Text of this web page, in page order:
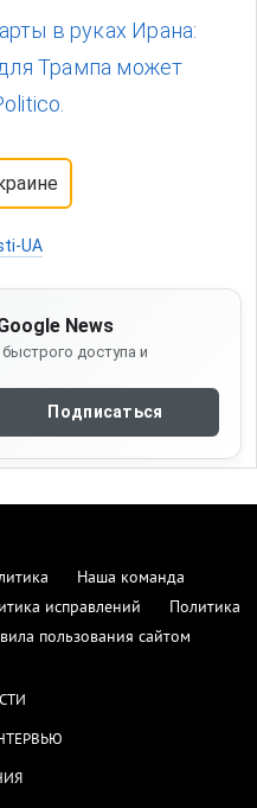
в руках Ирана:
Трампа может
UA
News
доступа и
Подписаться
Наша команда
исправлений
Политика
пользования сайтом